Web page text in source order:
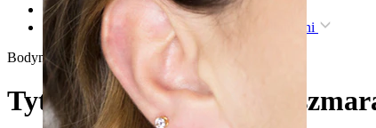
Kolczyk tytanowy do piercingu helix
Tytanowy labret z parą szmaragdowych kamieni
Bodymod Premium
Tytanowy labret z parą